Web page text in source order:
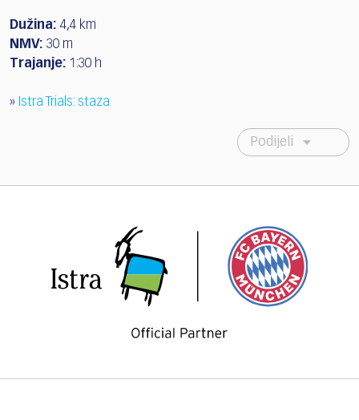
Dužina: 4,4 km
NMV: 30 m
Trajanje: 1:30 h
» Istra Trials: staza
Podijeli